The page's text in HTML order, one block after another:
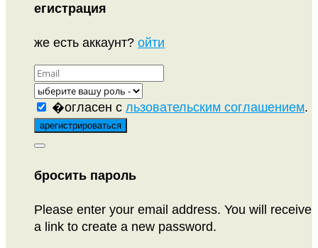
егистрация
же есть аккаунт? ойти
�огласен с льзовательским соглашением.
бросить пароль
Please enter your email address. You will receive
a link to create a new password.